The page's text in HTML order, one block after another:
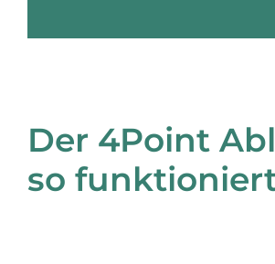
Der 4Point
so